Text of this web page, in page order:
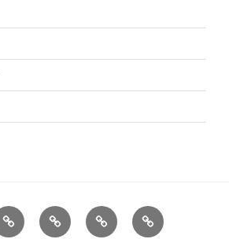
moda
wełna
merino
alpaka alpaca